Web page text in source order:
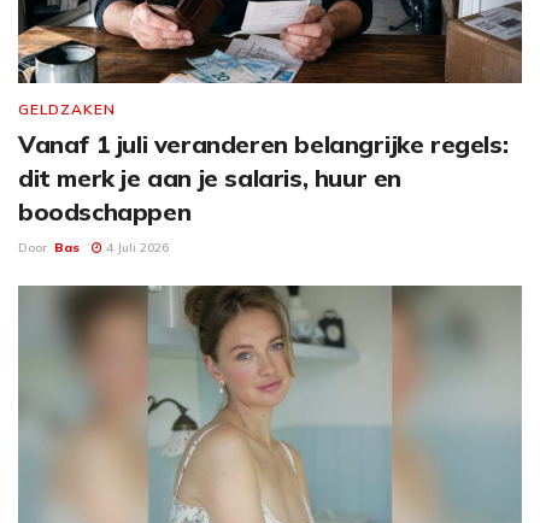
GELDZAKEN
Vanaf 1 juli veranderen belangrijke regels:
dit merk je aan je salaris, huur en
boodschappen
Door Bas 4 Juli 2026